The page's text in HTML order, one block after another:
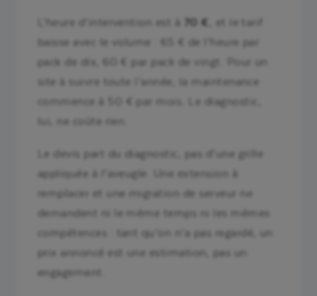
L’heure d’intervention est à 70 €
, et le tarif
baisse avec le volume : 65 € de l’heure par
pack de dix, 60 € par pack de vingt. Pour un
site à suivre toute l’année, la maintenance
commence à 50 € par mois. Le diagnostic,
lui, ne coûte rien.
Le devis part du diagnostic, pas d’une grille
appliquée à l’aveugle. Une extension à
remplacer et une migration de serveur ne
demandent ni le même temps ni les mêmes
compétences : tant qu’on n’a pas regardé, un
prix annoncé est une estimation, pas un
engagement.